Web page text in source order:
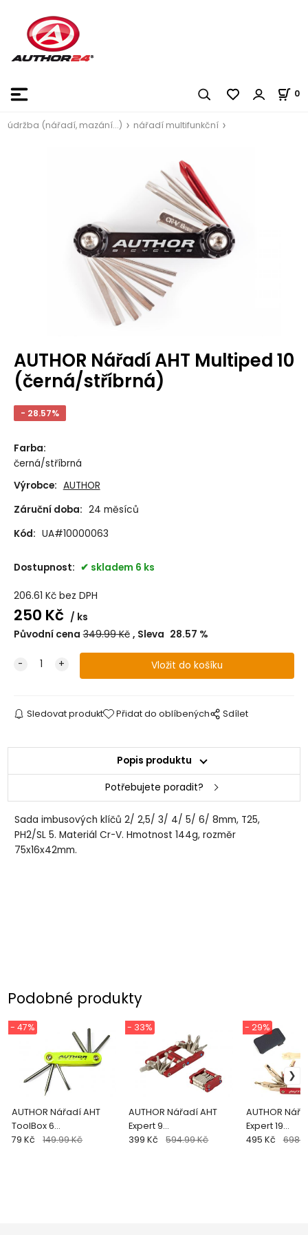
0
údržba (nářadí, mazání...) nářadí multifunkční
AUTHOR Nářadí AHT Multiped 10
(černá/stříbrná)
- 28.57%
Farba:
černá/stříbrná
Výrobce: AUTHOR
Záruční doba: 24 měsíců
Kód: UA#10000063
Dostupnost: skladem 6 ks
206.61 Kč bez DPH
250 Kč
ks
Původní cena 349.99Kč Sleva 28.57 %
Sledovat produkt Přidat do oblíbených Sdílet
Popis produktu
Potřebujete poradit?
Sada imbusových klíčů 2/ 2,5/ 3/ 4/ 5/ 6/ 8mm, T25,
PH2/SL 5. Materiál Cr-V. Hmotnost 144g, rozměr
75x16x42mm.
Podobné produkty
AUTHOR Nářadí AHT
ToolBox 6
(signální.žlutá/černá)
- 47%
79 Kč 149.99 Kč
AUTHOR Nářadí AHT
Expert 9
(červená/stříbrná)
- 33%
399 Kč 594.99 Kč
AUTHOR
Expert 19
(červená/
- 29%
495 Kč